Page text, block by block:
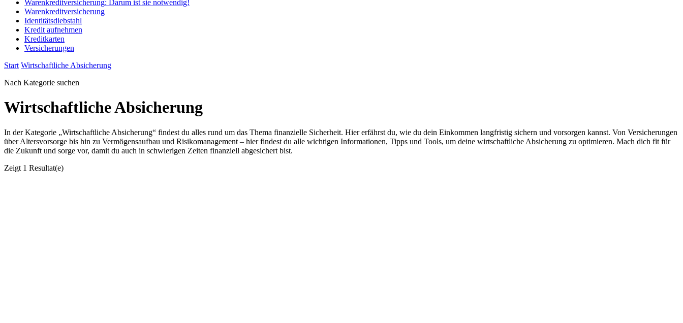
Warenkreditversicherung: Darum ist sie notwendig!
Warenkreditversicherung
Identitätsdiebstahl
Kredit aufnehmen
Kreditkarten
Versicherungen
Start Wirtschaftliche Absicherung
Nach Kategorie suchen
Wirtschaftliche Absicherung
In der Kategorie „Wirtschaftliche Absicherung“ findest du alles rund um das Thema finanzielle Sicherheit. Hier erfährst du, wie du dein Einkommen langfristig sichern und vorsorgen kannst. Von Versicherungen
über Altersvorsorge bis hin zu Vermögensaufbau und Risikomanagement – hier findest du alle wichtigen Informationen, Tipps und Tools, um deine wirtschaftliche Absicherung zu optimieren. Mach dich fit für
die Zukunft und sorge vor, damit du auch in schwierigen Zeiten finanziell abgesichert bist.
Zeigt 1 Resultat(e)